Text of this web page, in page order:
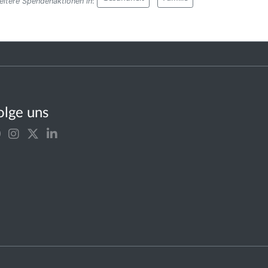
uns